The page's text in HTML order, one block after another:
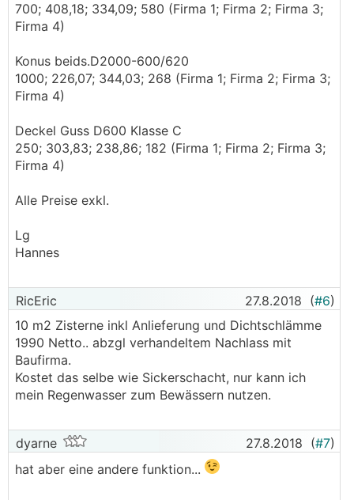
700; 408,18; 334,09; 580 (Firma 1; Firma 2; Firma 3;
Firma 4)
Konus beids.D2000-600/620
1000; 226,07; 344,03; 268 (Firma 1; Firma 2; Firma 3;
Firma 4)
Deckel Guss D600 Klasse C
250; 303,83; 238,86; 182 (Firma 1; Firma 2; Firma 3;
Firma 4)
Alle Preise exkl.
Lg
Hannes
RicEric 27.8.2018 (#6)
10 m2 Zisterne inkl Anlieferung und Dichtschlämme
1990 Netto.. abzgl verhandeltem Nachlass mit
Baufirma.
Kostet das selbe wie Sickerschacht, nur kann ich
mein Regenwasser zum Bewässern nutzen.
dyarne 27.8.2018 (#7)
hat aber eine andere funktion...